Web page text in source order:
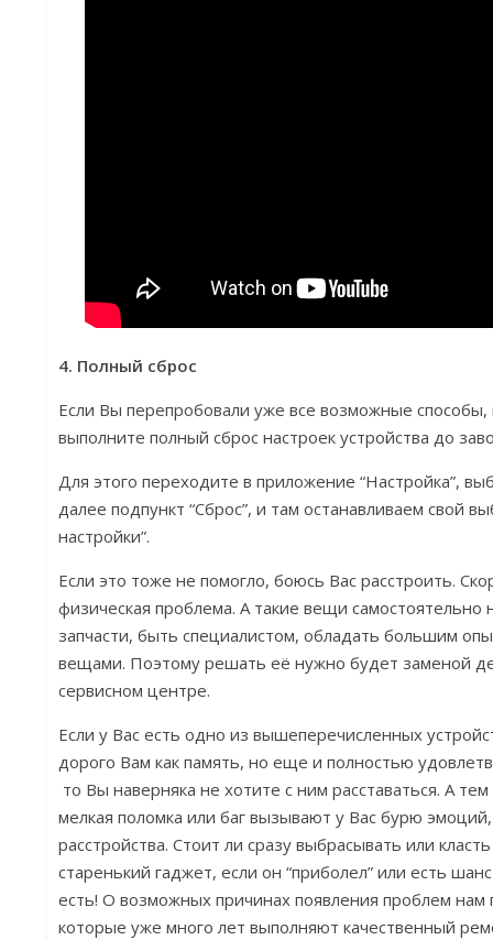
4. Полный сброс
Если Вы перепробовали уже все возможные
выполните полный сброс настроек устройства до
Для этого переходите в приложение “Настройка”,
далее подпункт “Сброс”, и там останавливаем свой
настройки”.
Если это тоже не помогло, боюсь Вас расстроить.
физическая проблема. А такие вещи
запчасти, быть специалистом, обладать большим
вещами. Поэтому решать её нужно будет заменой
сервисном центре.
Если у Вас есть одно из вышеперечисленных
дорого Вам как память, но еще и полностью
то Вы наверняка не хотите с ним расставаться. А
мелкая поломка или баг вызывают у Вас бурю
расстройства. Стоит ли сразу выбрасывать или
старенький гаджет, если он “приболел” или есть
есть! О возможных причинах появления проблем
которые уже много лет выполняют качественный